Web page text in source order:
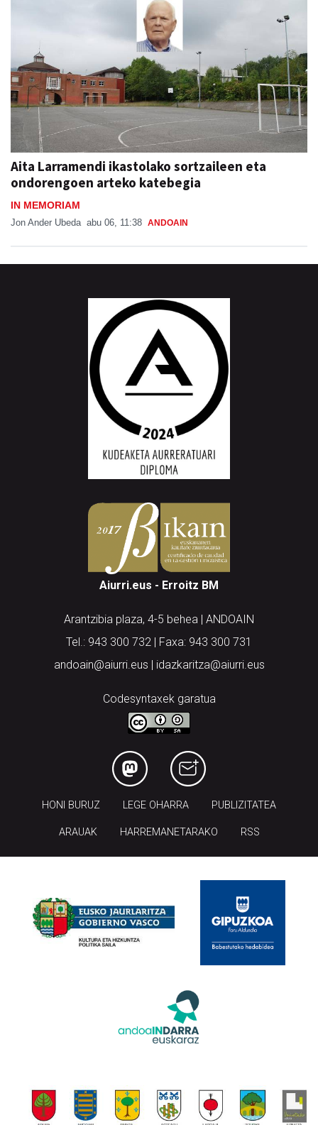
Aita Larramendi ikastolako sortzaileen eta
ondorengoen arteko katebegia
IN MEMORIAM
Jon Ander Ubeda abu 06, 11:38 ANDOAIN
Aiurri.eus - Erroitz BM
Arantzibia plaza, 4-5 behea | ANDOAIN
Tel.: 943 300 732 | Faxa: 943 300 731
andoain@aiurri.eus | idazkaritza@aiurri.eus
Codesyntaxek garatua
HONI BURUZ LEGE OHARRA PUBLIZITATEA
ARAUAK HARREMANETARAKO RSS